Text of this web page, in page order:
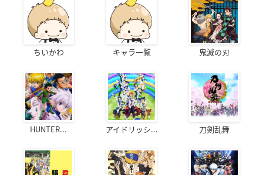
ちいかわ キャラ一覧 鬼滅の刃
HUNTER... アイドリッシ... 刀剣乱舞